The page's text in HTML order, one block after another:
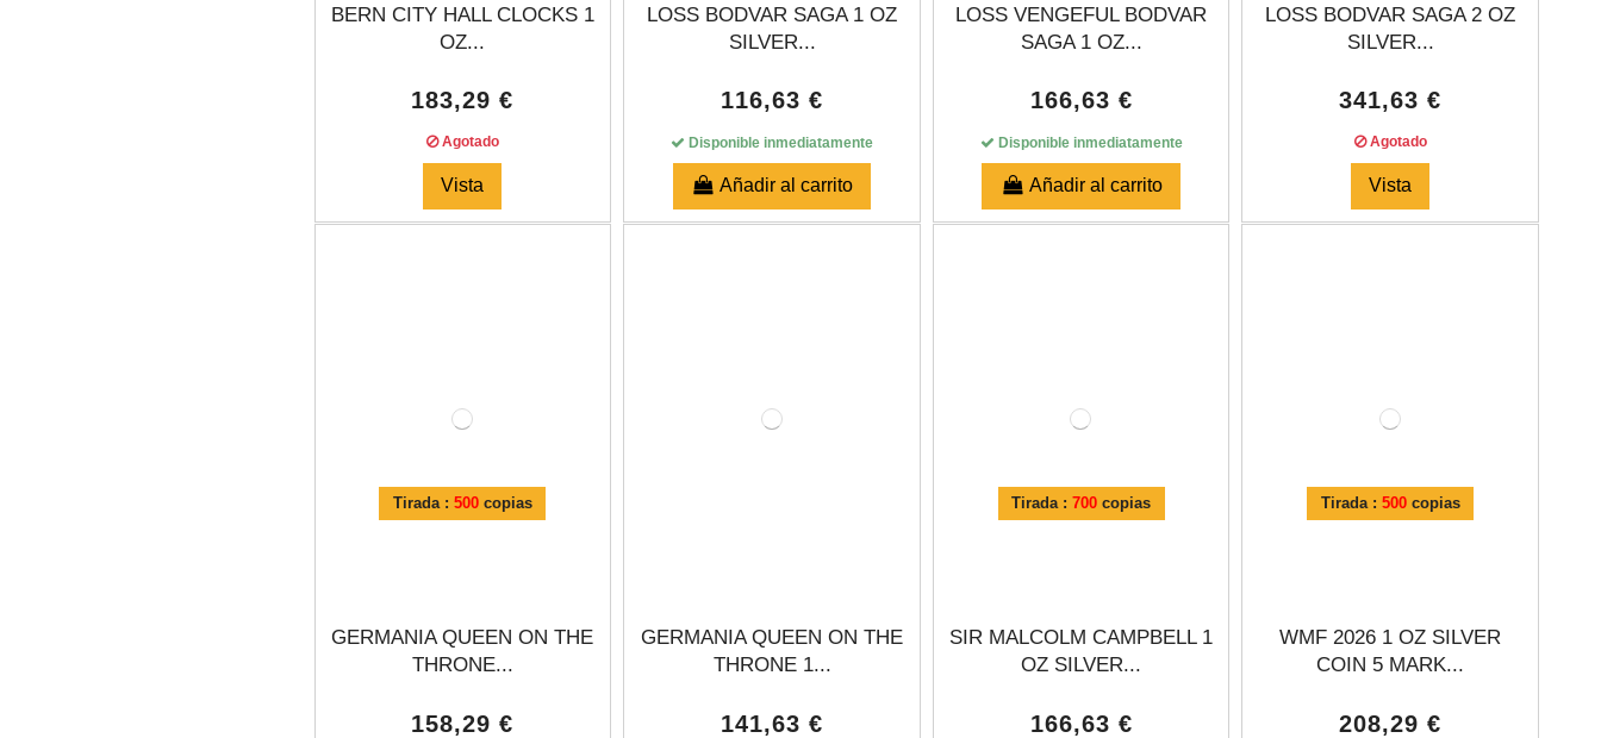
BERN CITY HALL CLOCKS 1
OZ...
183,29 €
Agotado
Vista
LOSS BODVAR SAGA 1 OZ
SILVER...
116,63 €
Disponible inmediatamente
Añadir al carrito
LOSS VENGEFUL BODVAR
SAGA 1 OZ...
166,63 €
Disponible inmediatamente
Añadir al carrito
LOSS BODVAR SAGA 2 OZ
SILVER...
341,63 €
Agotado
Vista
Tirada : 500copias
GERMANIA QUEEN ON THE
THRONE...
158,29 €
GERMANIA QUEEN ON THE
THRONE 1...
141,63 €
Tirada :700 copias
SIR MALCOLM CAMPBELL 1
OZ SILVER...
166,63 €
Tirada : 500copias
WMF 2026 1 OZ SILVER
COIN 5 MARK...
208,29 €